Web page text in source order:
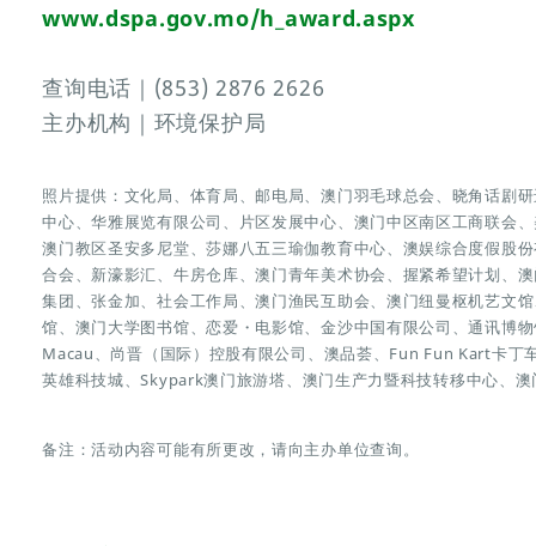
www.dspa.gov.mo/h_award.aspx
查询电话｜(853) 2876 2626
主办机构｜环境保护局
照片提供：文化局、体育局、邮电局、澳门羽毛球总会、晓角话剧
中心、华雅展览有限公司、片区发展中心、澳门中区南区工商联会
澳门教区圣安多尼堂、莎娜八五三瑜伽教育中心、澳娱综合度假股
合会、新濠影汇、牛房仓库、澳门青年美术协会、握紧希望计划、
集团、张金加、社会工作局、澳门渔民互助会、澳门纽曼枢机艺文
馆、澳门大学图书馆、恋爱・电影馆、金沙中国有限公司、通讯博
Macau、尚晋（国际）控股有限公司、澳品荟、Fun Fun Kart卡丁
英雄科技城、Skypark澳门旅游塔、澳门生产力暨科技转移中心、
备注：活动内容可能有所更改，请向主办单位查询。